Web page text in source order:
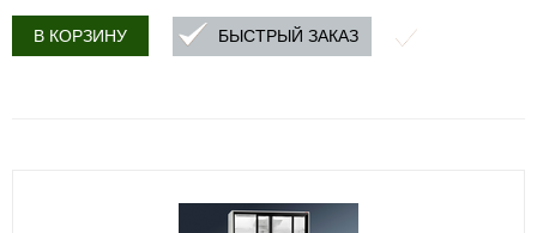
В КОРЗИНУ БЫСТРЫЙ ЗАКАЗ